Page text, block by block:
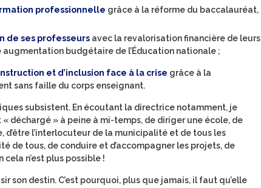
professionnelle grâce à la réforme du baccalauréat,
de ses professeurs avec la revalorisation financière de leurs
budgétaire de l’Éducation nationale ;
et d’inclusion face à la crise grâce à la
sans faille du corps enseignant.
subsistent. En écoutant la directrice notamment, je
déchargé » à peine à mi-temps, de diriger une école, de
d’être l’interlocuteur de la municipalité et de tous les
de tous, de conduire et d’accompagner les projets, de
n’est plus possible !
son destin. C’est pourquoi, plus que jamais, il faut qu’elle